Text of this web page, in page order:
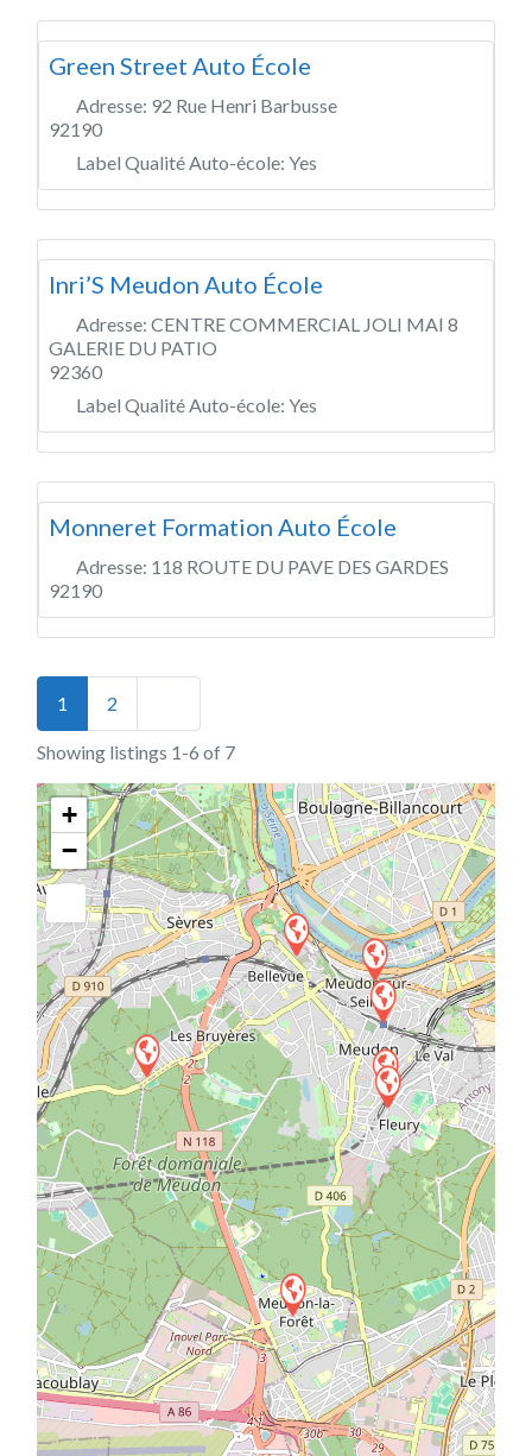
Green Street Auto École
Adresse: 92 Rue Henri Barbusse
92190
Label Qualité Auto-école: Yes
Inri’S Meudon Auto École
Adresse: CENTRE COMMERCIAL JOLI MAI 8
GALERIE DU PATIO
92360
Label Qualité Auto-école: Yes
Monneret Formation Auto École
Adresse: 118 ROUTE DU PAVE DES GARDES
92190
Posts navigation
1 2
Showing listings 1-6 of 7
+
−